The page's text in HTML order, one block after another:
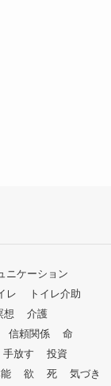
ニケーション
レ
トイレ介助
想
介護
信頼関係
命
手放す
投資
欲 死
気づき